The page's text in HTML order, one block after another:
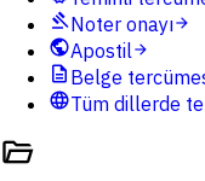
gavelNoter onayıarrow_forward
publicApostilarrow_forward
description Belge
languageTüm dillerde
folder_open